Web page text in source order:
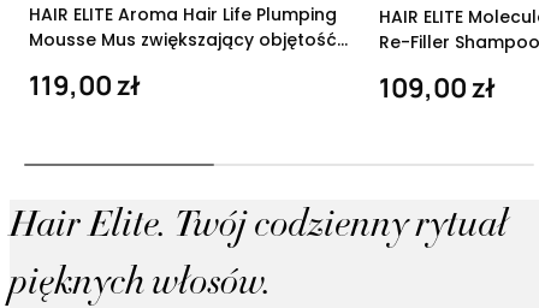
HAIR ELITE Aroma Hair Life Plumping
Mousse Mus zwiększający objętość
119,00 zł
HAIR ELITE
Re-Filler
109,00 zł
Hair Elite. Twój codzienny rytuał
pięknych włosów.